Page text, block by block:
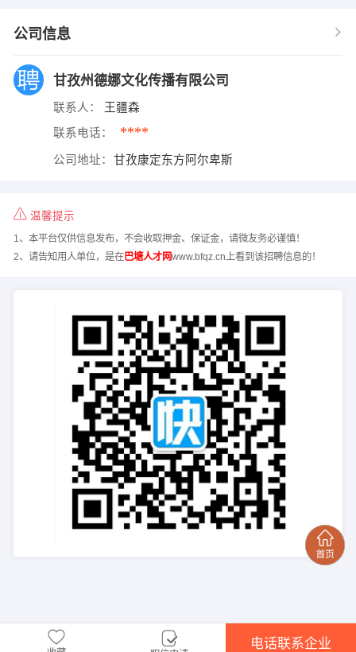
公司信息
甘孜州德娜文化传播有限公司
联系人： 王疆森
联系电话： ****
公司地址： 甘孜康定东方阿尔卑斯
温馨提示
1、本平台仅供信息发布，不会收取押金、保证金，请微友务必谨慎！
2、请告知用人单位，是在巴塘人才网www.bfqz.cn上看到该招聘信息的！
电话联系企业